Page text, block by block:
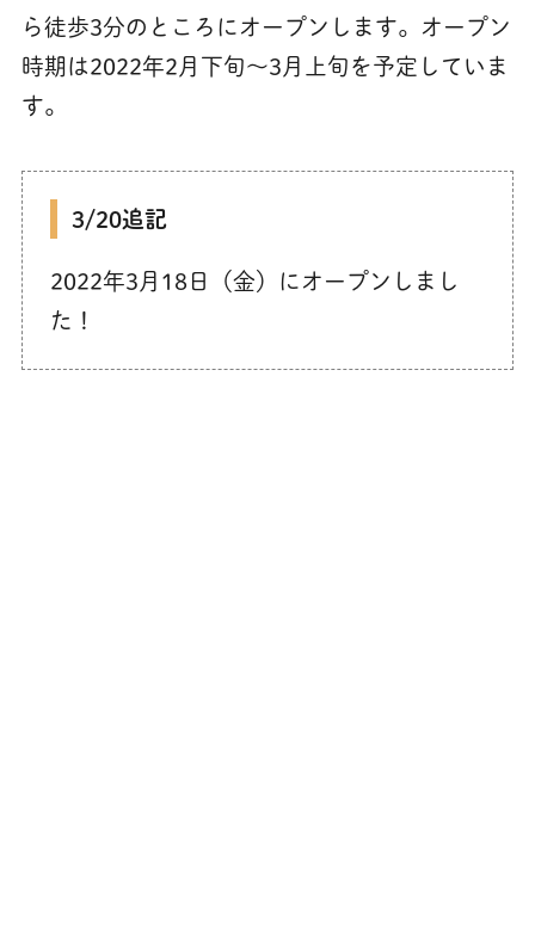
ら徒歩3分のところにオープンします。オープン
時期は2022年2月下旬～3月上旬を予定していま
す。
3/20追記
2022年3月18日（金）にオープンしまし
た！